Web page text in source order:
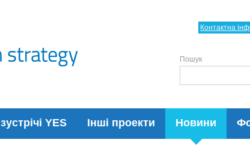
YES Інші проекти Новини
Контактна
Пошук